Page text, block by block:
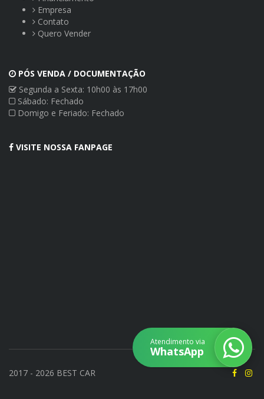
Empresa
Contato
Quero Vender
PÓS VENDA / DOCUMENTAÇÃO
Segunda a Sexta: 10h00 às 17h00
Sábado: Fechado
Domigo e Feriado: Fechado
VISITE NOSSA FANPAGE
2017 - 2026 BEST CAR
Atendimento via
WhatsApp